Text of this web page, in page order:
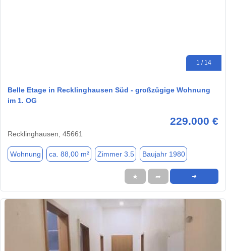
1 / 14
Belle Etage in Recklinghausen Süd - großzügige Wohnung
im 1. OG
229.000 €
Recklinghausen, 45661
Wohnung ca. 88,00 m² Zimmer 3.5 Baujahr 1980
★ ➦ ➜